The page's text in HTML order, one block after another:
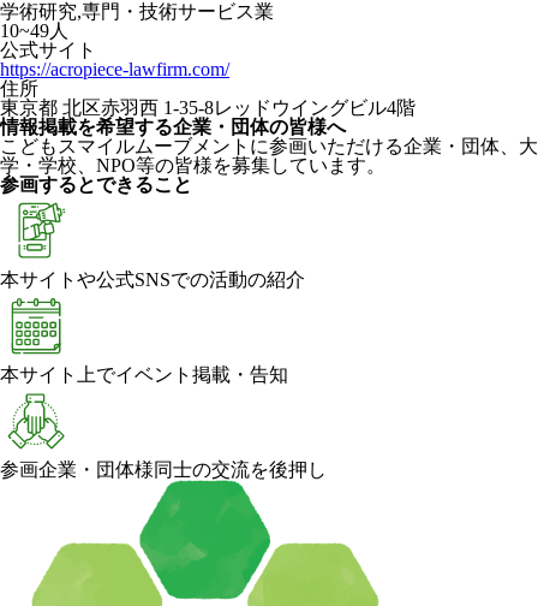
学術研究,専門・技術サービス業
10~49人
公式サイト
https://acropiece-lawfirm.com/
住所
東京都 北区赤羽西 1-35-8レッドウイングビル4階
情報掲載を希望する企業・団体の皆様へ
こどもスマイルムーブメントに参画いただける企業・団体、大
学・学校、NPO等の皆様を募集しています。
参画するとできること
本サイトや公式SNSでの活動の紹介
本サイト上でイベント掲載・告知
参画企業・団体様同士の交流を後押し